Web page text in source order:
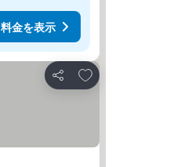
料金を表示
シェア
お気に入りに追加